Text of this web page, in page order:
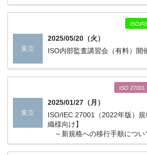
ISO内
東京
2025/05/20（火）
ISO内部監査講習会（有料）開
ISO 27001
東京
2025/01/27（月）
ISO/IEC 27001（2022年版）
織様向
～新規格への移行手順につい